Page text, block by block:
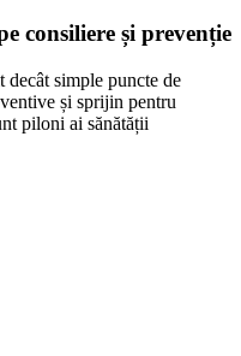
consiliere și prevenție
simple puncte de
și sprijin pentru
piloni ai sănătății